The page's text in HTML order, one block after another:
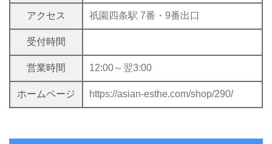
アクセス 祇園四条駅 7番・9番出口
受付時間
営業時間 12:00～翌3:00
ホームページ https://asian-esthe.com/shop/290/